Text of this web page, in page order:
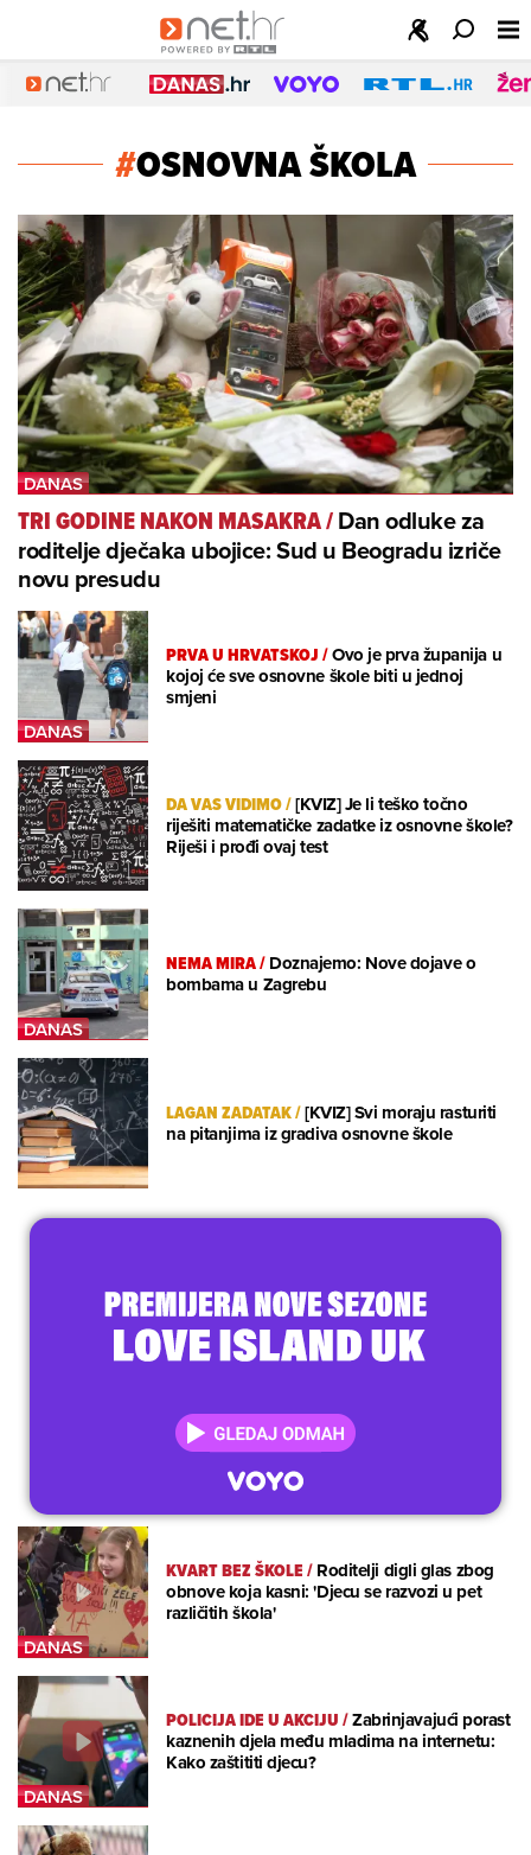
#OSNOVNA ŠKOLA
TRI GODINE NAKON MASAKRA/Dan odluke za
roditelje dječaka ubojice: Sud u Beogradu izriče
novu presudu
PRVA U HRVATSKOJ/Ovo je prva županija u
kojoj će sve osnovne škole biti u jednoj
smjeni
DA VAS VIDIMO/[KVIZ] Je li teško točno
riješiti matematičke zadatke iz osnovne škole?
Riješi i prođi ovaj test
NEMA MIRA/Doznajemo: Nove dojave o
bombama u Zagrebu
LAGAN ZADATAK/[KVIZ] Svi moraju rasturiti
na pitanjima iz gradiva osnovne škole
KVART BEZ ŠKOLE/Roditelji digli glas zbog
obnove koja kasni: 'Djecu se razvozi u pet
različitih škola'
POLICIJA IDE U AKCIJU/Zabrinjavajući porast
kaznenih djela među mladima na internetu:
Kako zaštititi djecu?